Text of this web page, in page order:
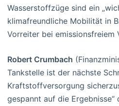
Wasserstoffzüge sind ein
klimafreundliche Mobilität in
Vorreiter bei emissionsfreiem
Robert Crumbach
Tankstelle ist der nächste
Kraftstoffversorgung
gespannt auf die Ergebnisse“